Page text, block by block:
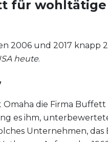
für wohltätige
2006 und 2017 knapp
heute.
die Firma
es ihm,
Unternehmen,